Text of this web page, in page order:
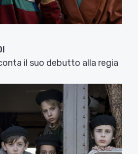
il suo debutto alla regia